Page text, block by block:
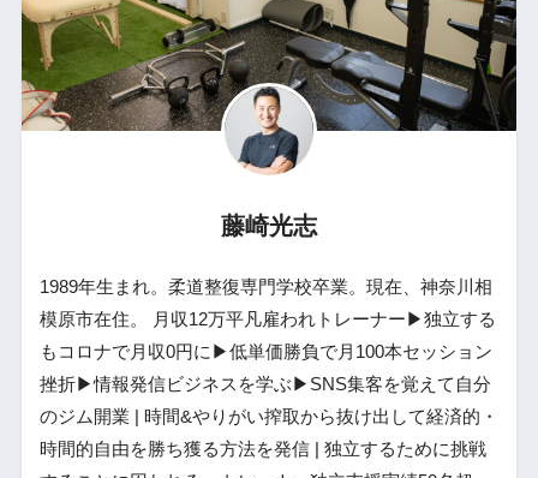
藤崎光志
1989年生まれ。柔道整復専門学校卒業。現在、神奈川相
模原市在住。 月収12万平凡雇われトレーナー▶独立する
もコロナで月収0円に▶低単価勝負で月100本セッション
挫折▶情報発信ビジネスを学ぶ▶SNS集客を覚えて自分
のジム開業 | 時間&やりがい搾取から抜け出して経済的・
時間的自由を勝ち獲る方法を発信 | 独立するために挑戦